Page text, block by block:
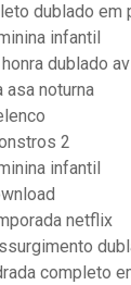
dublado em
infantil
dublado
noturna
2
infantil
netflix
completo